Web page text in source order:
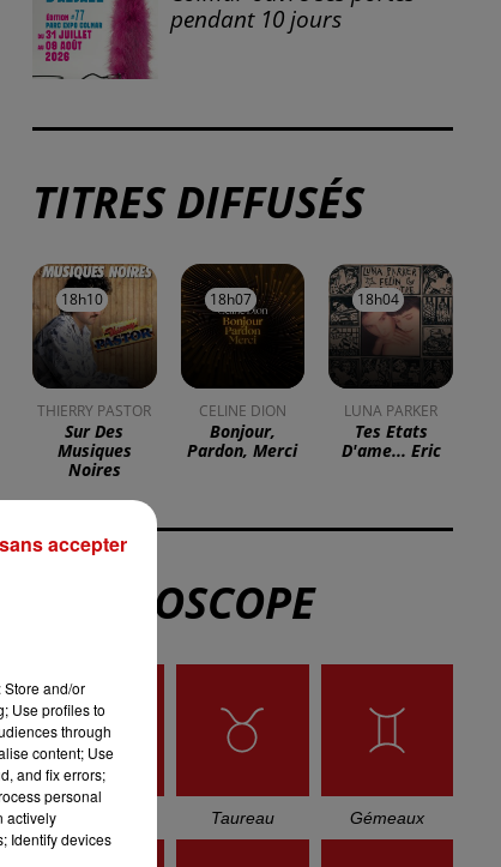
À LA UNE
DKL en direct du Casino
Barrière Blotzheim !
Mulhouse : un homme
prison avec sursis...
Colmar ouvre ses portes
pendant 10 jours
and/or
Use profiles to
through
content; Use
and fix errors;
personal
actively
Identify devices
accepter